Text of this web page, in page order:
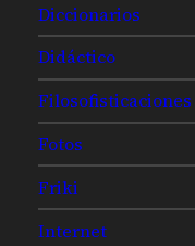
Diccionarios
Didáctico
Filosofisticaciones
Fotos
Friki
Internet